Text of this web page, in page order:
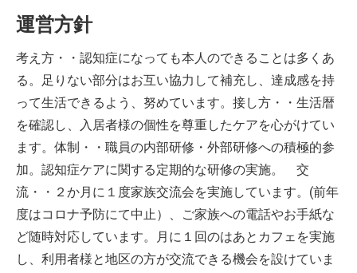
運営方針
考え方・・認知症になっても本人のできることは多くあ
る。足りない部分はお互い協力して補充し、達成感を持
って生活できるよう、努めています。接し方・・生活暦
を確認し、入居者様の個性を尊重したケアを心がけてい
ます。体制・・職員の内部研修・外部研修への積極的参
加。認知症ケアに関する定期的な研修の実施。 交
流・・２か月に１度家族交流会を実施しています。(前年
度はコロナ予防にて中止）、ご家族への電話やお手紙な
ど随時対応しています。月に１回のはあとカフェを実施
し、利用者様と地区の方が交流できる機会を設けていま